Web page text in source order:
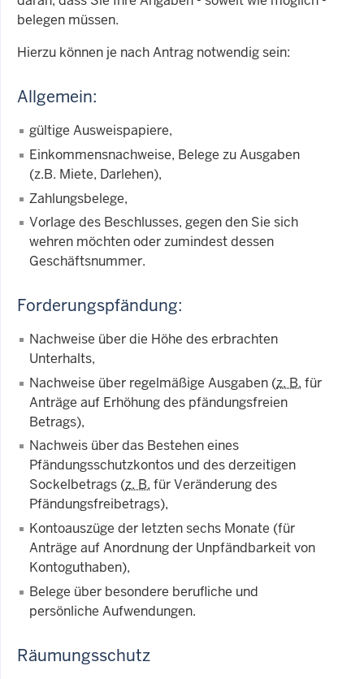
belegen müssen.
Hierzu können je nach Antrag notwendig sein:
Allgemein:
gültige Ausweispapiere,
Einkommensnachweise, Belege zu Ausgaben
(z.B. Miete, Darlehen),
Zahlungsbelege,
Vorlage des Beschlusses, gegen den Sie sich
wehren möchten oder zumindest dessen
Geschäftsnummer.
Forderungspfändung:
Nachweise über die Höhe des erbrachten
Unterhalts,
Nachweise über regelmäßige Ausgaben (z. B. für
Anträge auf Erhöhung des pfändungsfreien
Betrags),
Nachweis über das Bestehen eines
Pfändungsschutzkontos und des derzeitigen
Sockelbetrags (z. B. für Veränderung des
Pfändungsfreibetrags),
Kontoauszüge der letzten sechs Monate (für
Anträge auf Anordnung der Unpfändbarkeit von
Kontoguthaben),
Belege über besondere berufliche und
persönliche Aufwendungen.
Räumungsschutz